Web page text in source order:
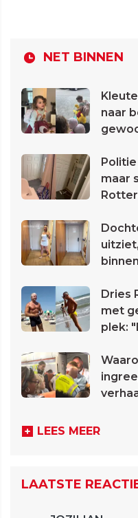
NET BINNEN
naar
maar
binnen
Dries
met
plek:
LEES MEER
LAATSTE